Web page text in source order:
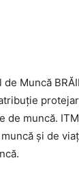
Muncă
de muncă.
și de